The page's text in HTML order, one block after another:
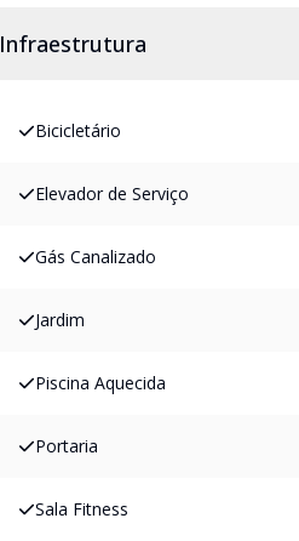
Infraestrutura
Bicicletário
Elevador de Serviço
Gás Canalizado
Jardim
Piscina Aquecida
Portaria
Sala Fitness